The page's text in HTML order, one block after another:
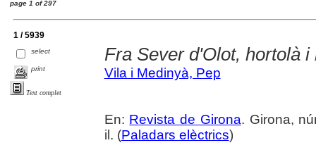
page 1 of 297
1 / 5939
select
print
Text complet
Fra Sever d'Olot, hortolà
Vila i Medinyà, Pep
En: Revista de Girona. Girona,
il. (Paladars elèctrics)